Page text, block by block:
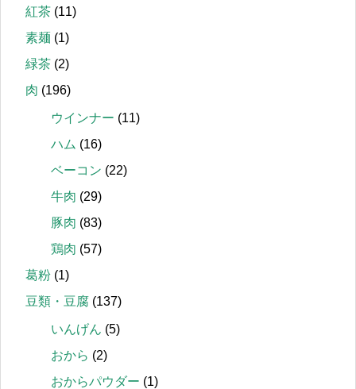
紅茶 (11)
素麺 (1)
緑茶 (2)
肉 (196)
ウインナー (11)
ハム (16)
ベーコン (22)
牛肉 (29)
豚肉 (83)
鶏肉 (57)
葛粉 (1)
豆類・豆腐 (137)
いんげん (5)
おから (2)
おからパウダー (1)